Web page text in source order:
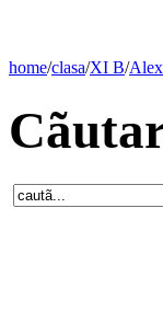
home/clasa/XI B/